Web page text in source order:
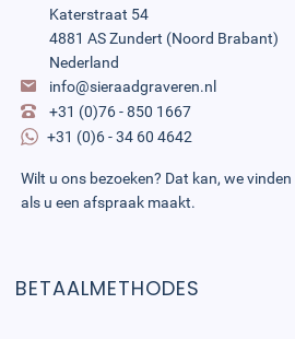
Katerstraat 54
4881 AS Zundert (Noord Brabant)
Nederland
info@sieraadgraveren.nl
+31 (0)76 - 850 1667
+31 (0)6 - 34 60 4642
Wilt u ons bezoeken? Dat kan, we
als u een afspraak maakt.
BETAALMETHODES